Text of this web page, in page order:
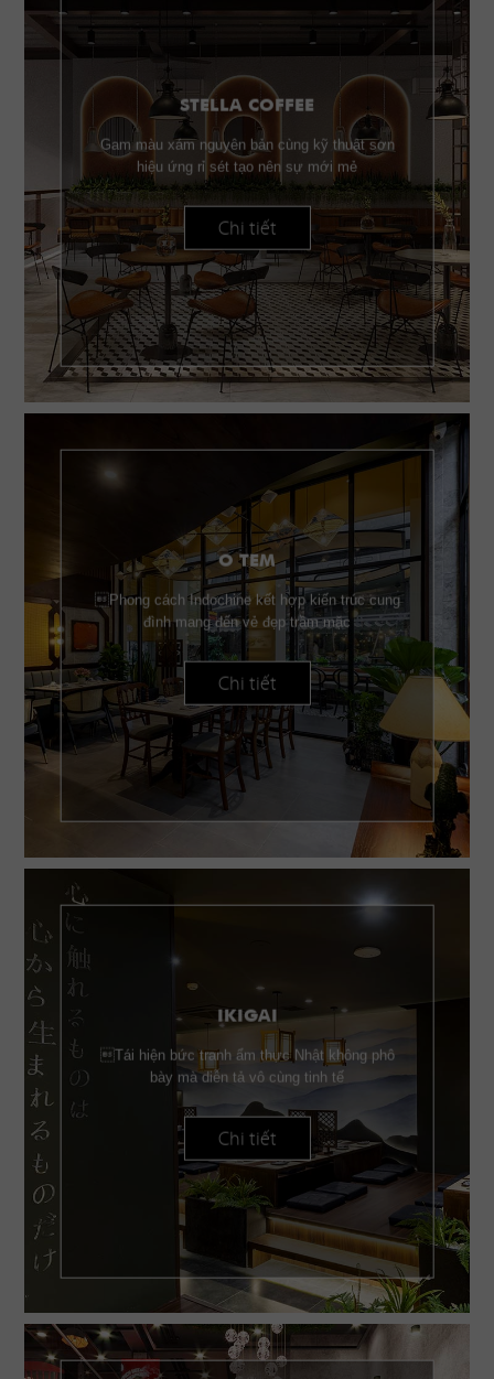
STELLA COFFEE
Gam màu xám nguyên bản cùng kỹ thuật sơn
hiệu ứng rỉ sét tạo nên sự mới mẻ
Chi tiết
O TEM
Phong cách Indochine kết hợp kiến trúc cung
đình mang đến vẻ đẹp trầm mặc
Chi tiết
IKIGAI
Tái hiện bức tranh ẩm thực Nhật không phô
bày mà diễn tả vô cùng tinh tế
Chi tiết